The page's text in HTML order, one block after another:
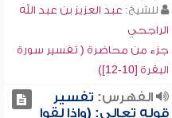
للشيخ: عبد العزيز بن عبد الله
الراجحي
جزء من محاضرة ( تفسير سورة
البقرة [10-12])
الفهرس: تفسير
قوله تعالى: (وإذا لقوا